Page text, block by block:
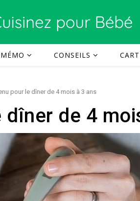
CONSEILS
pour le dîner de 4 mois à 3 ans
dîner de 4